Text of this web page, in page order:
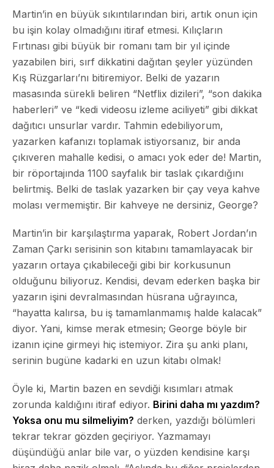
Martin’in en büyük sıkıntılarından biri, artık onun için
bu işin kolay olmadığını itiraf etmesi. Kılıçların
Fırtınası gibi büyük bir romanı tam bir yıl içinde
yazabilen biri, sırf dikkatini dağıtan şeyler yüzünden
Kış Rüzgarları’nı bitiremiyor. Belki de yazarın
masasında sürekli beliren “Netflix dizileri”, “son dakika
haberleri” ve “kedi videosu izleme aciliyeti” gibi dikkat
dağıtıcı unsurlar vardır. Tahmin edebiliyorum,
yazarken kafanızı toplamak istiyorsanız, bir anda
çıkıveren mahalle kedisi, o amacı yok eder de! Martin,
bir röportajında 1100 sayfalık bir taslak çıkardığını
belirtmiş. Belki de taslak yazarken bir çay veya kahve
molası vermemiştir. Bir kahveye ne dersiniz, George?
Martin’in bir karşılaştırma yaparak, Robert Jordan’ın
Zaman Çarkı serisinin son kitabını tamamlayacak bir
yazarın ortaya çıkabileceği gibi bir korkusunun
olduğunu biliyoruz. Kendisi, devam ederken başka bir
yazarın işini devralmasından hüsrana uğrayınca,
“hayatta kalırsa, bu iş tamamlanmamış halde kalacak”
diyor. Yani, kimse merak etmesin; George böyle bir
izanın içine girmeyi hiç istemiyor. Zira şu anki planı,
serinin bugüne kadarki en uzun kitabı olmak!
Öyle ki, Martin bazen en sevdiği kısımları atmak
zorunda kaldığını itiraf ediyor. Birini daha mı yazdım?
Yoksa onu mu silmeliyim? derken, yazdığı bölümleri
tekrar tekrar gözden geçiriyor. Yazmamayı
düşündüğü anlar bile var, o yüzden kendisine karşı